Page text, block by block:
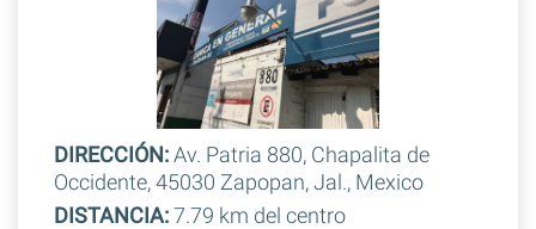
DIRECCIÓN:Av. Patria 880, Chapalita de
Occidente, 45030 Zapopan, Jal., Mexico
DISTANCIA:7.79 km del centro